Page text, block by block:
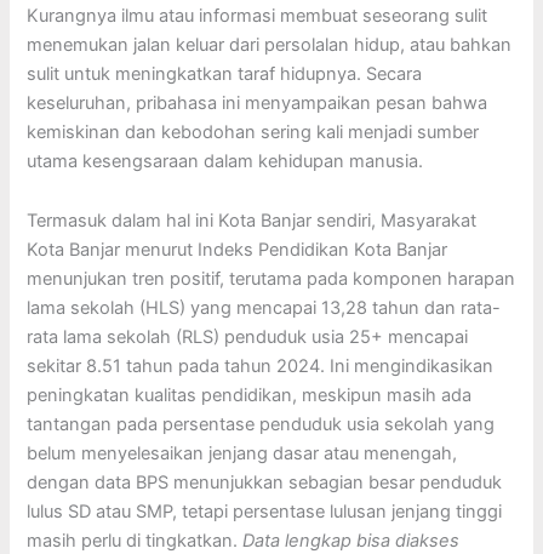
Kurangnya ilmu atau informasi membuat seseorang sulit
menemukan jalan keluar dari persolalan hidup, atau bahkan
sulit untuk meningkatkan taraf hidupnya. Secara
keseluruhan, pribahasa ini menyampaikan pesan bahwa
kemiskinan dan kebodohan sering kali menjadi sumber
utama kesengsaraan dalam kehidupan manusia.
Termasuk dalam hal ini Kota Banjar sendiri, Masyarakat
Kota Banjar menurut Indeks Pendidikan Kota Banjar
menunjukan tren positif, terutama pada komponen harapan
lama sekolah (HLS) yang mencapai 13,28 tahun dan rata-
rata lama sekolah (RLS) penduduk usia 25+ mencapai
sekitar 8.51 tahun pada tahun 2024. Ini mengindikasikan
peningkatan kualitas pendidikan, meskipun masih ada
tantangan pada persentase penduduk usia sekolah yang
belum menyelesaikan jenjang dasar atau menengah,
dengan data BPS menunjukkan sebagian besar penduduk
lulus SD atau SMP, tetapi persentase lulusan jenjang tinggi
masih perlu di tingkatkan.Data lengkap bisa diakses